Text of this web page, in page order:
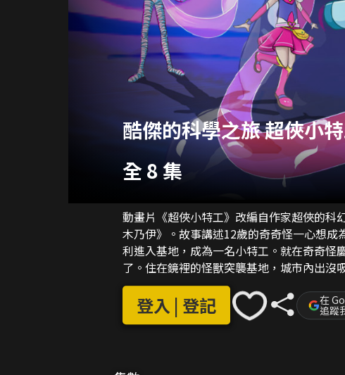
酷傑的科學之旅 超俠小
全 8 集
動畫片《超俠小特工》改編自作家超俠的科
木乃伊》。故事講述12歲的奇奇怪一心想
利進入基地，成為一名小特工。就在奇奇怪
了。住在鏡裡的怪獸突襲基地，城市內出沒
官失蹤。剩餘的特工透過監控發現這些神祕
奇奇怪完全摸不著頭腦，不知道自己到底被
登入 | 登記 在
追蹤